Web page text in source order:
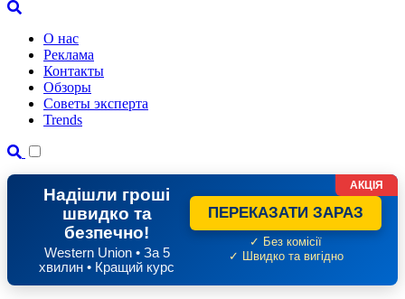
О нас
Реклама
Контакты
Обзоры
Советы эксперта
Trends
Надішли гроші
швидко та
безпечно!
Western Union • За 5
хвилин • Кращий курс
ПЕРЕКАЗАТИ ЗАРАЗ
✓ Без комісії
✓ Швидко та вигідно
АКЦІЯ